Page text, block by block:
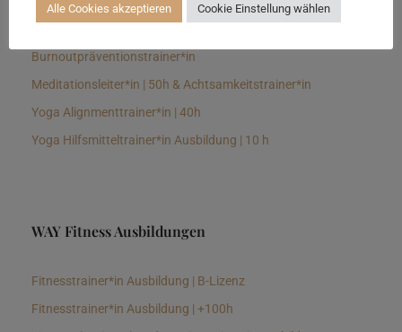
Longevitytrainer*in
Burnoutpräventionstrainer*in
Meditationsleiter*in | 50h & Achtsamkeitstrainer*in
Yoga Alignmenttrainer*in | 40h
Yoga Hilfsmitteltrainer*in Ausbildung | 10 h
WAY Fitness Ausbildungen
Fitnesstrainer*in Ausbildung | B-Lizenz
Fitnesstrainer*in Ausbildung | +100h
Alle Cookies akzeptieren Cookie Einstellung wählen